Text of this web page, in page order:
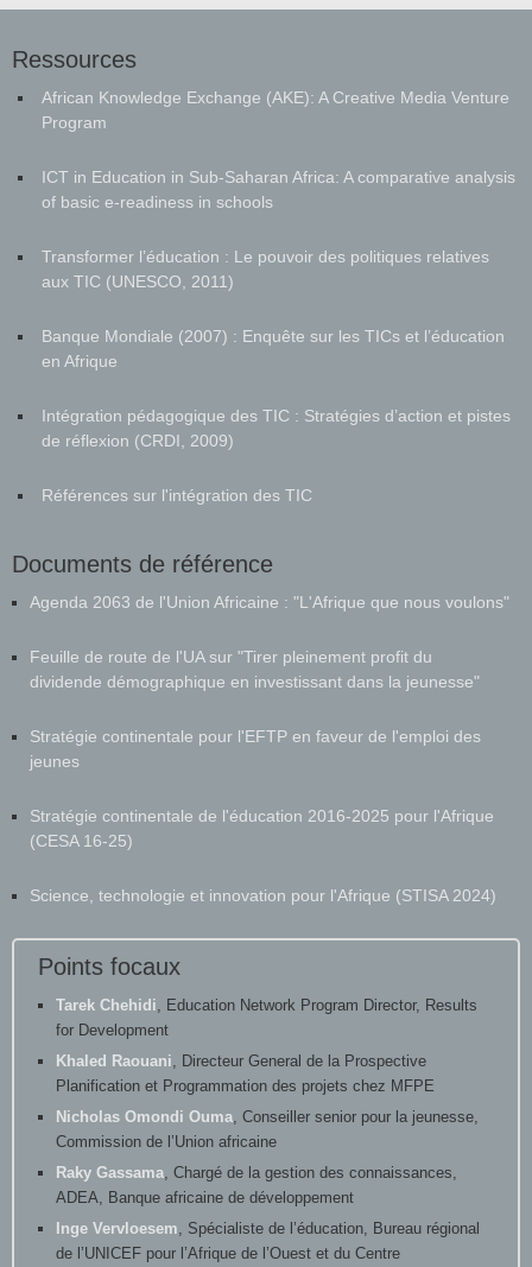
Ressources
African Knowledge Exchange (AKE): A Creative Media Venture
Program
ICT in Education in Sub-Saharan Africa: A comparative analysis
of basic e-readiness in schools
Transformer l’éducation : Le pouvoir des politiques relatives
aux TIC (UNESCO, 2011)
Banque Mondiale (2007) : Enquête sur les TICs et l’éducation
en Afrique
Intégration pédagogique des TIC : Stratégies d’action et pistes
de réflexion (CRDI, 2009)
Références sur l'intégration des TIC
Documents de référence
Agenda 2063 de l'Union Africaine : "L'Afrique que nous voulons"
Feuille de route de l'UA sur "Tirer pleinement profit du
dividende démographique en investissant dans la jeunesse"
Stratégie continentale pour l'EFTP en faveur de l'emploi des
jeunes
Stratégie continentale de l'éducation 2016-2025 pour l'Afrique
(CESA 16-25)
Science, technologie et innovation pour l'Afrique (STISA 2024)
Points focaux
Tarek Chehidi , Education Network Program Director, Results
for Development
Khaled Raouani , Directeur General de la Prospective
Planification et Programmation des projets chez MFPE
Nicholas Omondi Ouma , Conseiller senior pour la jeunesse,
Commission de l’Union africaine
Raky Gassama , Chargé de la gestion des connaissances,
ADEA, Banque africaine de développement
Inge Vervloesem , Spécialiste de l’éducation, Bureau régional
de l’UNICEF pour l’Afrique de l’Ouest et du Centre